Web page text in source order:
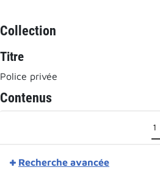
Collection
Titre
Police privée
Contenus
Recherche avancée